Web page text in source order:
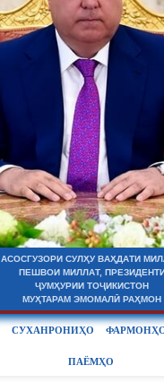
АСОСГУЗОРИ СУЛҲУ ВАҲДАТИ
ПЕШВОИ МИЛЛАТ,
ҶУМҲУРИИ ТОҶИКИСТОН
МУҲТАРАМ ЭМОМАЛӢ РАҲМОН
СУХАНРОНИҲО
ПАЁМҲО